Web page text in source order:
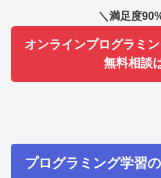
＼満足度
オンラインプログラミ
無料相談
プログラミング学習